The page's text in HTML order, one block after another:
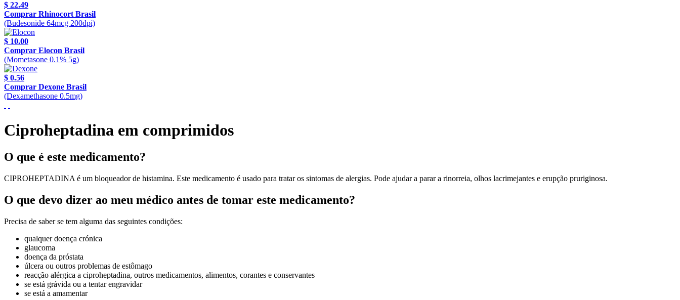
$ 22.49
Comprar Rhinocort Brasil
(Budesonide 64mcg 200dpi)
$ 10.00
Comprar Elocon Brasil
(Mometasone 0.1% 5g)
$ 0.56
Comprar Dexone Brasil
(Dexamethasone 0.5mg)
Ciproheptadina em comprimidos
O que é este medicamento?
CIPROHEPTADINA é um bloqueador de histamina. Este medicamento é usado para tratar os sintomas de alergias. Pode ajudar a parar a rinorreia, olhos lacrimejantes e erupção pruriginosa.
O que devo dizer ao meu médico antes de tomar este medicamento?
Precisa de saber se tem alguma das seguintes condições:
qualquer doença crónica
glaucoma
doença da próstata
úlcera ou outros problemas de estômago
reacção alérgica a ciproheptadina, outros medicamentos, alimentos, corantes e conservantes
se está grávida ou a tentar engravidar
se está a amamentar